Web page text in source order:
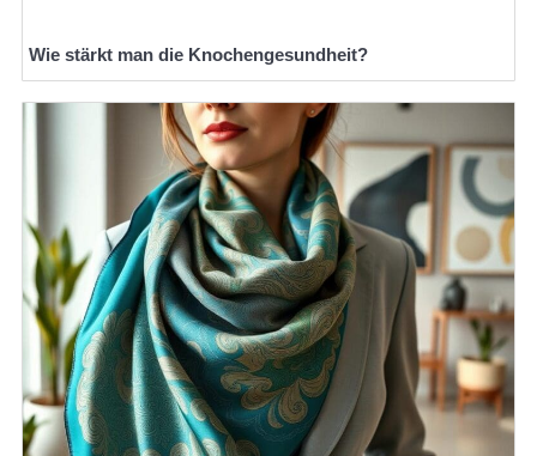
Wie stärkt man die Knochengesundheit?